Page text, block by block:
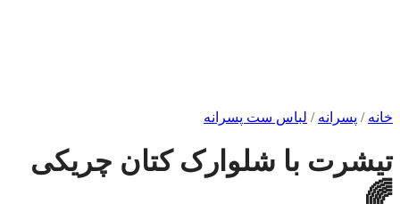
خانه / پسرانه / لباس ست پسرانه
تیشرت با شلوارک کتان چریکی
🌈